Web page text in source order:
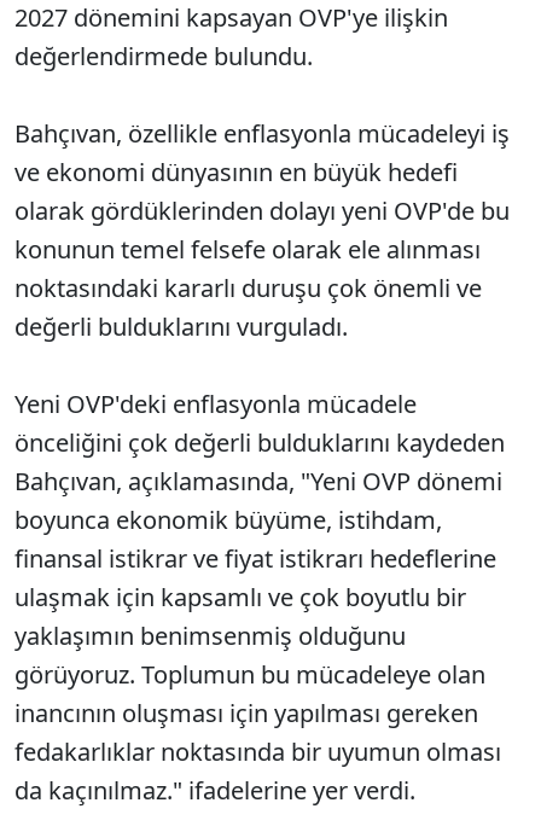
2027 dönemini kapsayan OVP'ye ilişkin
değerlendirmede bulundu.
Bahçıvan, özellikle enflasyonla mücadeleyi iş
ve ekonomi dünyasının en büyük hedefi
olarak gördüklerinden dolayı yeni OVP'de bu
konunun temel felsefe olarak ele alınması
noktasındaki kararlı duruşu çok önemli ve
değerli bulduklarını vurguladı.
Yeni OVP'deki enflasyonla mücadele
önceliğini çok değerli bulduklarını kaydeden
Bahçıvan, açıklamasında, "Yeni OVP dönemi
boyunca ekonomik büyüme, istihdam,
finansal istikrar ve fiyat istikrarı hedeflerine
ulaşmak için kapsamlı ve çok boyutlu bir
yaklaşımın benimsenmiş olduğunu
görüyoruz. Toplumun bu mücadeleye olan
inancının oluşması için yapılması gereken
fedakarlıklar noktasında bir uyumun olması
da kaçınılmaz." ifadelerine yer verdi.